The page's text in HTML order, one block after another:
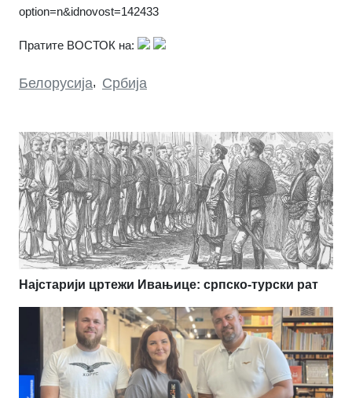
option=n&idnovost=142433
Пратите ВОСТОК на:
Белорусија, Србија
Најстарији цртежи Ивањице: српско-турски рат